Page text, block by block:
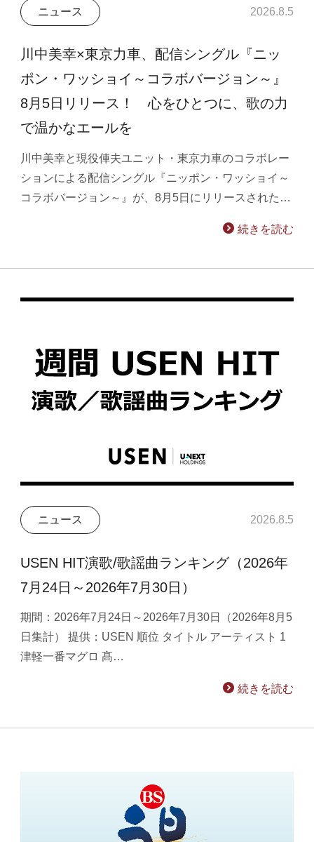
ニュース 2026.8.5
川中美幸×東京力車、配信シングル『ニッ
ポン・ワッショイ～コラボバージョン～』
8月5日リリース！ 心をひとつに、歌の力
で温かなエールを
川中美幸と現役俥夫ユニット・東京力車のコラボレー
ションによる配信シングル『ニッポン・ワッショイ～
コラボバージョン～』が、8月5日にリリースされた…
続きを読む
ニュース 2026.8.5
USEN HIT演歌/歌謡曲ランキング（2026年
7月24日～2026年7月30日）
期間：2026年7月24日～2026年7月30日（2026年8月5
日集計） 提供：USEN 順位 タイトル アーティスト 1
津軽一番マグロ 髙…
続きを読む